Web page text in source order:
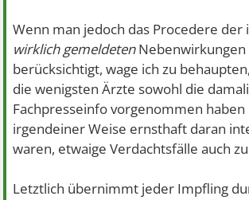
Wenn man jedoch das Procedere der
wirklich gemeldetenNebenwirkungen
berücksichtigt, wage ich zu
die wenigsten Ärzte sowohl die
Fachpresseinfo vorgenommen haben
irgendeiner Weise ernsthaft daran
waren, etwaige Verdachtsfälle auch
Letztlich übernimmt jeder Impfling